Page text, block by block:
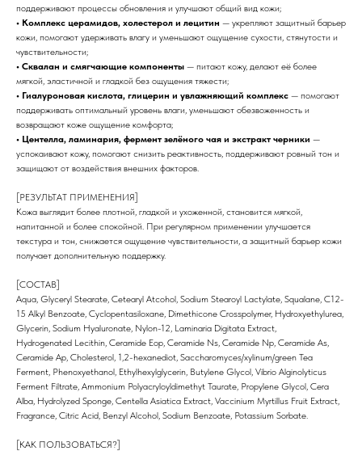
поддерживают процессы обновления и улучшают общий вид кожи;
• Комплекс церамидов, холестерол и лецитин — укрепляют защитный барьер
кожи, помогают удерживать влагу и уменьшают ощущение сухости, стянутости и
чувствительности;
• Сквалан и смягчающие компоненты — питают кожу, делают её более
мягкой, эластичной и гладкой без ощущения тяжести;
• Гиалуроновая кислота, глицерин и увлажняющий комплекс — помогают
поддерживать оптимальный уровень влаги, уменьшают обезвоженность и
возвращают коже ощущение комфорта;
• Центелла, ламинария, фермент зелёного чая и экстракт черники —
успокаивают кожу, помогают снизить реактивность, поддерживают ровный тон и
защищают от воздействия внешних факторов.
[РЕЗУЛЬТАТ ПРИМЕНЕНИЯ]
Кожа выглядит более плотной, гладкой и ухоженной, становится мягкой,
напитанной и более спокойной. При регулярном применении улучшается
текстура и тон, снижается ощущение чувствительности, а защитный барьер кожи
получает дополнительную поддержку.
[СОСТАВ]
Aqua, Glyceryl Stearate, Cetearyl Atcohol, Sodium Stearoyl Lactylate, Squalane, C12-
15 Alkyl Benzoate, Cyclopentasiloxane, Dimethicone Crosspolymer, Hydroxyethylurea,
Glycerin, Sodium Hyaluronate, Nylon-12, Laminaria Digitata Extract,
Hydrogenated Lecithin, Ceramide Eop, Ceramide Ns, Ceramide Np, Ceramide As,
Ceramide Ap, Cholesterol, 1,2-hexanediot, Saccharomyces/xylinum/green Tea
Ferment, Phenoxyethanol, Ethylhexylglycerin, Butylene Glycol, Vibrio Alginolyticus
Ferment Filtrate, Ammonium Polyacryloyldimethyt Taurate, Propylene Glycol, Cera
Alba, Hydrolyzed Sponge, Centella Asiatica Extract, Vaccinium Myrtillus Fruit Extract,
Fragrance, Citric Acid, Benzyl Alcohol, Sodium Benzoate, Potassium Sorbate.
[КАК ПОЛЬЗОВАТЬСЯ?]
ИНФОРМАЦИЯ КАТАЛОГ
О нас Средства для очищения
Доставка и оплата Тоники
Кремы и сыворотки
Для бровей и ресниц
Сертификаты Маски
Для тела
Для волос